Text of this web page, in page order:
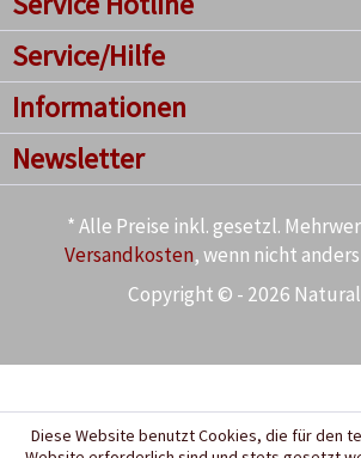
Service/Hilfe
Informationen
Newsletter
* Alle Preise inkl. gesetzl.
Versandkosten, wenn nicht
Copyright © - 2026
Diese Website benutzt Cookies, die für den